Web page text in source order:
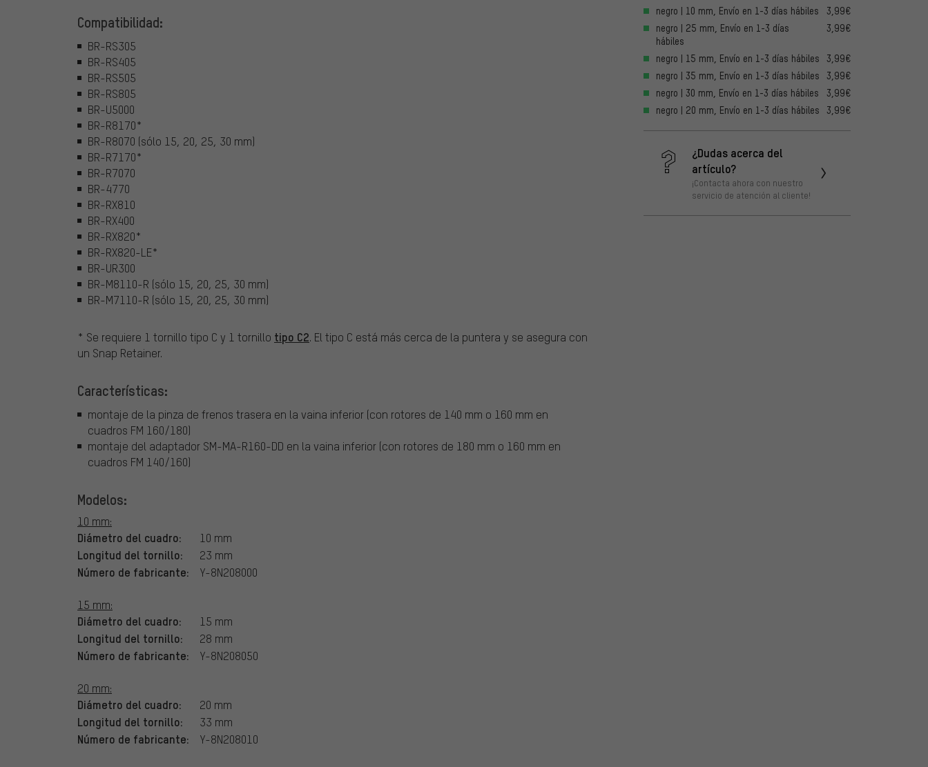
Compatibilidad:
BR-RS305
BR-RS405
BR-RS505
BR-RS805
BR-U5000
BR-R8170*
BR-R8070 (sólo 15, 20, 25, 30 mm)
BR-R7170*
BR-R7070
BR-4770
BR-RX810
BR-RX400
BR-RX820*
BR-RX820-LE*
BR-UR300
BR-M8110-R (sólo 15, 20, 25, 30 mm)
BR-M7110-R (sólo 15, 20, 25, 30 mm)
* Se requiere 1 tornillo tipo C y 1 tornillo tipo C2. El tipo C está más cerca de la puntera y se asegura con
un Snap Retainer.
Características:
montaje de la pinza de frenos trasera en la vaina inferior (con rotores de 140 mm o 160 mm en
cuadros FM 160/180)
montaje del adaptador SM-MA-R160-DD en la vaina inferior (con rotores de 180 mm o 160 mm en
cuadros FM 140/160)
Modelos:
10 mm:
Diámetro del cuadro: 10 mm
Longitud del tornillo: 23 mm
Número de fabricante: Y-8N208000
15 mm:
Diámetro del cuadro: 15 mm
Longitud del tornillo: 28 mm
Número de fabricante: Y-8N208050
20 mm:
Diámetro del cuadro: 20 mm
Longitud del tornillo: 33 mm
Número de fabricante: Y-8N208010
negro | 10 mm, Envío en 1-3 días hábiles
3,99€
negro | 25 mm, Envío en 1-3 días
hábiles
3,99€
negro | 15 mm, Envío en 1-3 días hábiles
3,99€
negro | 35 mm, Envío en 1-3 días hábiles
3,99€
negro | 30 mm, Envío en 1-3 días hábiles
3,99€
negro | 20 mm, Envío en 1-3 días hábiles
3,99€
¿Dudas acerca del
artículo?
¡Contacta ahora con nuestro
servicio de atención al cliente!